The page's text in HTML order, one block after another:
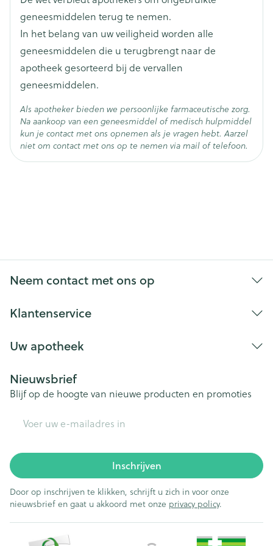
tuberculose (isoniazide).
Geneesmiddelen voor de behandeling van
spierkrampen, convulsies of andere aandoeningen
die onwillekeurige bewegingen veroorzaken (zoals
fenytoïne).
Selegiline voor de behandeling van de ziekte van
Parkinson (overmatige bloeddrukval kan optreden
bij gelijktijdig gebruik).
Andere geneesmiddelen voor de ziekte van
Parkinson zoals tolcapone, entacapone of
Onwillekeurige bewegingen zoals stuiptrekkingen
en convulsies.
Urineweginfecties.
Verlies van eetlust.
Depressie die gepaard kan gaan met
zelfmoordneigingen, verwarring, abnormale
dromen.
Episoden van trage beweging (het "on-off"-
Nausea (misselijkheid), braken, diarree.
Agitatie.
Galbulten.
Spiertrekkingen.
Dementie, convulsies zijn in zeldzame gevallen
opgetreden maar een oorzakelijk verband met de
behandeling met carbidopa/levodopa werd niet
Hoge bloeddruk, aderontsteking.
Zweer van de twaalfvingerige darm, donkere urine,
zweet en/of speeksel.
Jeuken, bloedvatontsteking die roodachtige uitslag
en mogelijk buikpijn en gewrichtspijn veroorzaakt
(Henoch Schönlein purpura), haarverlies, uitslag.
geneesmiddelen terug te nemen.
In het belang van uw veiligheid worden alle
geneesmiddelen die u terugbrengt naar de
apotheek gesorteerd bij de vervallen
geneesmiddelen.
Als apotheker bieden we persoonlijke farmaceutische zorg.
Na aankoop van een geneesmiddel of medisch hulpmiddel
kun je contact met ons opnemen als je vragen hebt. Aarzel
niet om contact met ons op te nemen via mail of telefoon.
Neem contact met ons op
Klantenservice
Uw apotheek
Nieuwsbrief
Blijf op de hoogte van nieuwe producten en promoties
Inschrijven
Door op inschrijven te klikken, schrijft u zich in voor onze
nieuwsbrief en gaat u akkoord met onze privacy policy.